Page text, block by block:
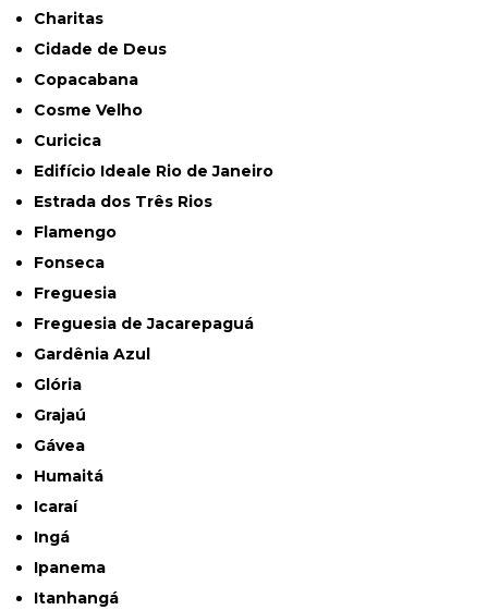
Charitas
Cidade de Deus
Copacabana
Cosme Velho
Curicica
Edifício Ideale Rio de Janeiro
Estrada dos Três Rios
Flamengo
Fonseca
Freguesia
Freguesia de Jacarepaguá
Gardênia Azul
Glória
Grajaú
Gávea
Humaitá
Icaraí
Ingá
Ipanema
Itanhangá